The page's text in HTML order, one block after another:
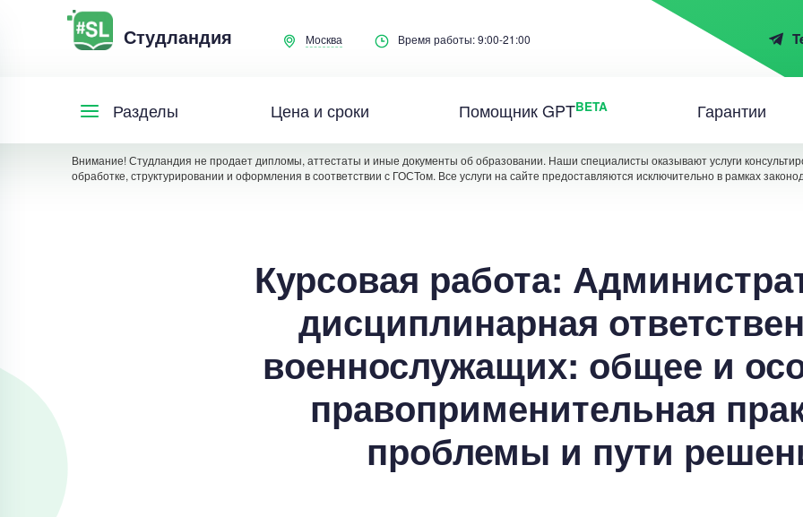
Студландия Москва Время работы: 9:00-21:00
Разделы Цена и сроки Помощник GPTBETA Гарантии
Внимание! Студландия не продает дипломы, аттестаты и иные документы об образовании. Наши специалисты оказывают услуги
обработке, структурировании и оформления в соответствии с ГОСТом. Все услуги на сайте предоставляются исключительно в рамках
Курсовая работа:
дисциплинарная
военнослужащих: общее и
правоприменительная
проблемы и пути